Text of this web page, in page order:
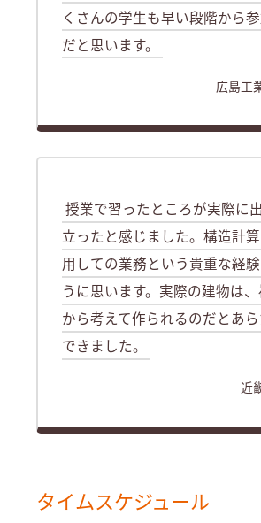
くさんの学生も早い段階から
だと思います。
広島工
授業で習ったところが実際に
立ったと感じました。構造計
用しての業務という貴重な経
うに思います。実際の建物は
から考えて作られるのだとあ
できました。
近
タイムスケジュール